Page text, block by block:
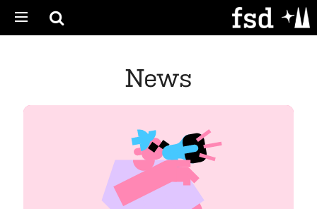
News